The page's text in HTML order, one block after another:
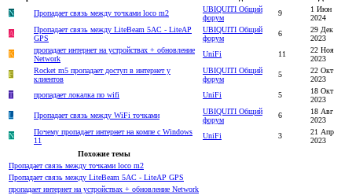
N
Пропадает связь между точками loco m2
UBIQUITI Общий
форум
9
1 Июн
2024
A
Пропадает связь между LiteBeam 5AC - LiteAP
GPS
UBIQUITI Общий
форум
6
29 Дек
2023
K
пропадает интернет на устройствах + обновление
Network
UniFi 11
22 Ноя
2023
F
Rocket m5 пропадает доступ в интернет у
клиентов
UBIQUITI Общий
форум
5
22 Окт
2023
T
пропадает локалка по wifi UniFi 5
18 Окт
2023
L
Пропадает связь между WiFi точками
UBIQUITI Общий
форум
6
18 Авг
2023
N
Почему пропадает интернет на компе с Windows
11
UniFi 3
21 Апр
2023
Похожие темы
Пропадает связь между точками loco m2
Пропадает связь между LiteBeam 5AC - LiteAP GPS
пропадает интернет на устройствах + обновление Network